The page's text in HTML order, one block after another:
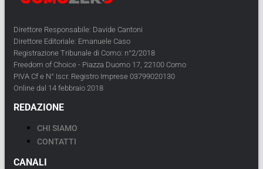
Direttore Responsabile: Davide Cantoni
Direttore Editoriale: Emanuele Caso
Registrazione Tribunale di Como: n°2/2018
Freedom of Choice - Piazza Duomo 17, 22100 Como
PIVA Cf e N° Iscr. Registro Imprese 03799020130
Online dal 14 febbraio 2018
REDAZIONE
CHI SIAMO
CONTATTI
CANALI